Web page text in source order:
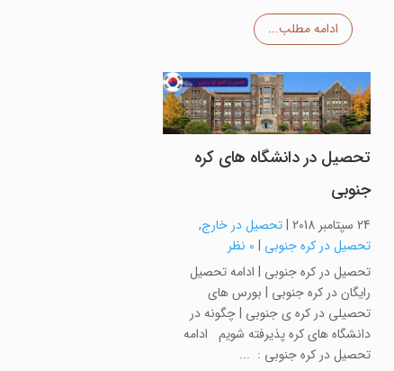
ادامه مطلب...
تحصیل در دانشگاه های کره
جنوبی
24 سپتامبر 2018 |تحصیل در خارج,
تحصیل در کره جنوبی | 0 نظر
تحصیل در کره جنوبی | ادامه تحصیل
رایگان در کره جنوبی | بورس های
تحصیلی در کره ی جنوبی | چگونه در
دانشگاه های کره پذیرفته شویم ادامه
تحصیل در کره جنوبی : ...